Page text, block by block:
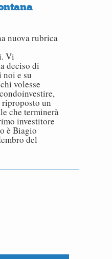
nuova rubrica
Vi
deciso di
noi e su
volesse
riproposto un
che terminerà
investitore
è Biagio
del